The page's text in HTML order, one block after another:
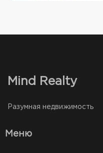
Mind Realty
Разумная недвижимость
Меню